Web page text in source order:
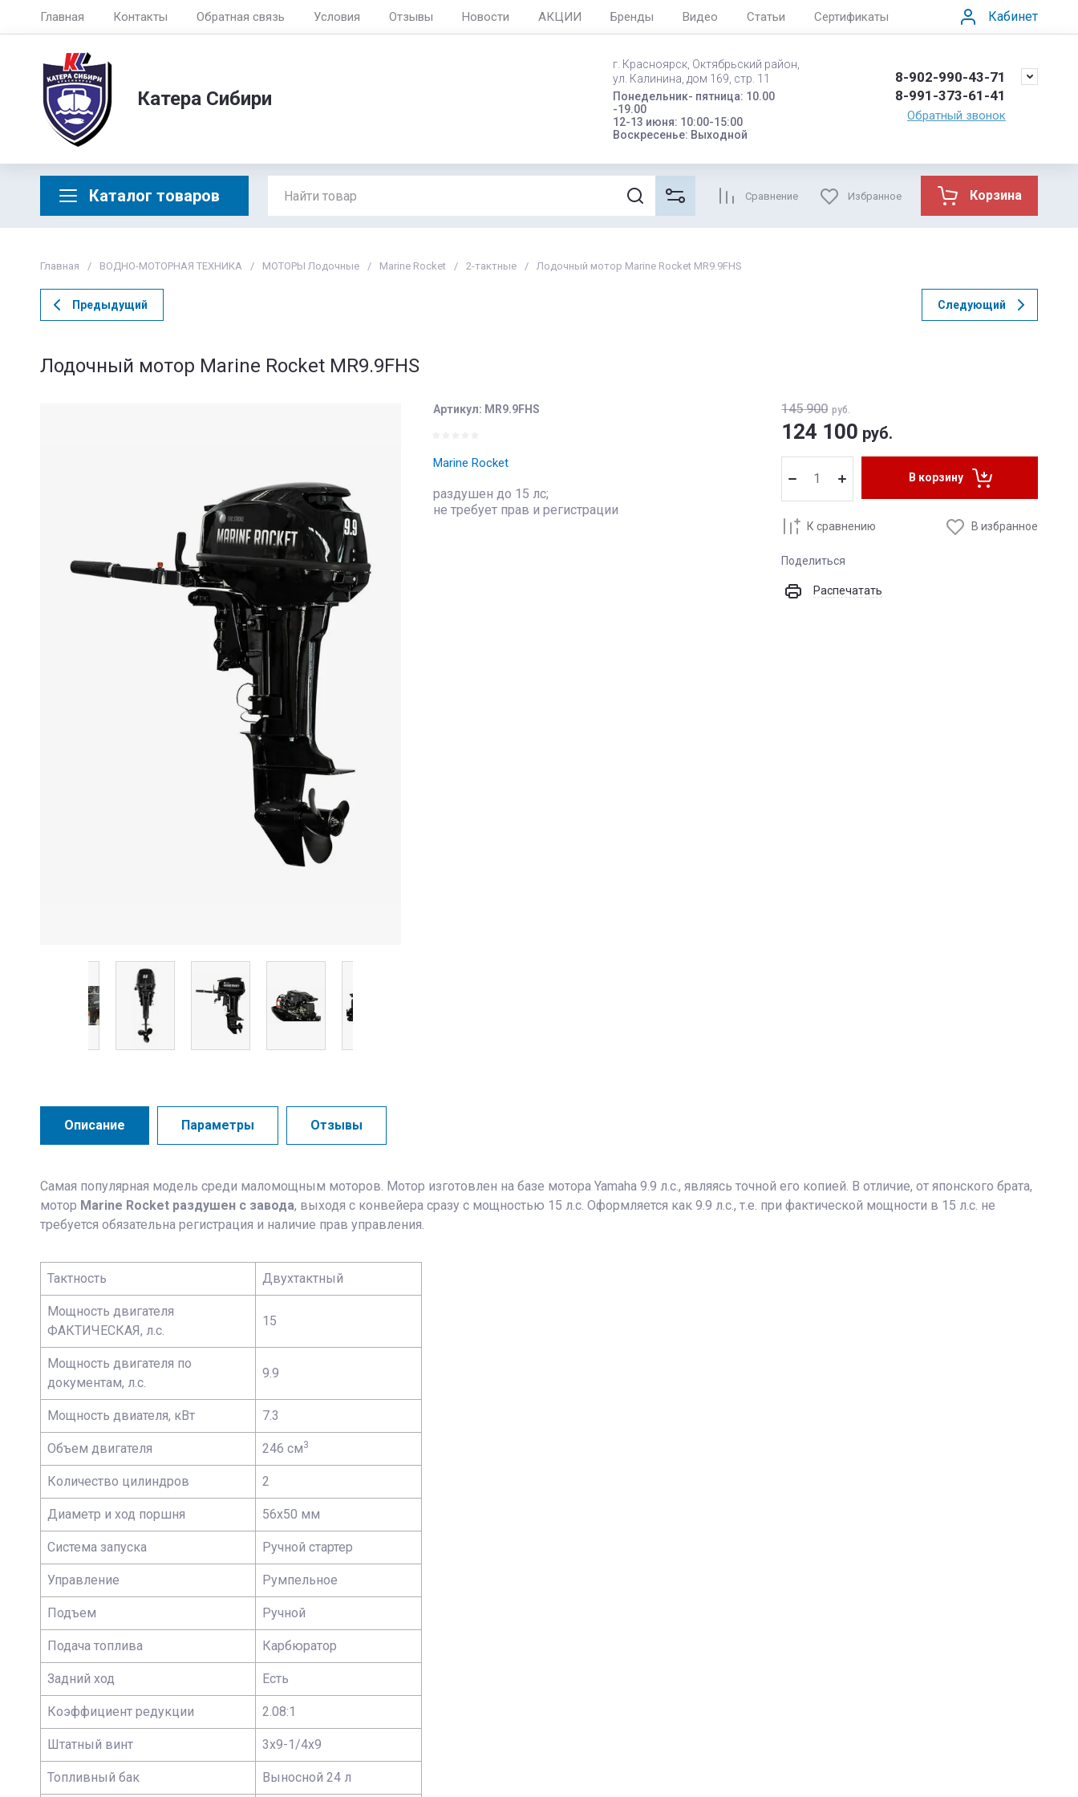
Главная Контакты Обратная связь Условия Отзывы Новости АКЦИИ Бренды Видео Статьи Сертификаты Кабинет
Катера Сибири
г. Красноярск, Октябрьский район,
ул. Калинина, дом 169, стр. 11
Понедельник- пятница: 10.00
-19.00
12-13 июня: 10:00-15:00
Воскресенье: Выходной
8-902-990-43-71
8-991-373-61-41
Обратный звонок
Каталог товаров Сравнение Избранное Корзина
Главная / ВОДНО-МОТОРНАЯ ТЕХНИКА / МОТОРЫ Лодочные / Marine Rocket / 2-тактные / Лодочный мотор Marine Rocket MR9.9FHS
Предыдущий Следующий
Лодочный мотор Marine Rocket MR9.9FHS
Артикул: MR9.9FHS
Marine Rocket
раздушен до 15 лс;
не требует прав и регистрации
145 900 руб.
124 100 руб.
В корзину
К сравнению В избранное
Поделиться
Распечатать
Описание Параметры Отзывы
Самая популярная модель среди маломощным моторов. Мотор изготовлен на базе мотора Yamaha 9.9 л.с., являясь точной его копией. В отличие, от японского брата,
мотор Marine Rocket раздушен с завода, выходя с конвейера сразу с мощностью 15 л.с. Оформляется как 9.9 л.с., т.е. при фактической мощности в 15 л.с. не
требуется обязательна регистрация и наличие прав управления.
Тактность Двухтактный
Мощность двигателя
ФАКТИЧЕСКАЯ, л.с.
15
Мощность двигателя по
документам, л.с.
9.9
Мощность двиателя, кВт 7.3
Объем двигателя 246 см3
Количество цилиндров 2
Диаметр и ход поршня 56х50 мм
Система запуска Ручной стартер
Управление Румпельное
Подъем Ручной
Подача топлива Карбюратор
Задний ход Есть
Коэффициент редукции 2.08:1
Штатный винт 3х9-1/4х9
Топливный бак Выносной 24 л